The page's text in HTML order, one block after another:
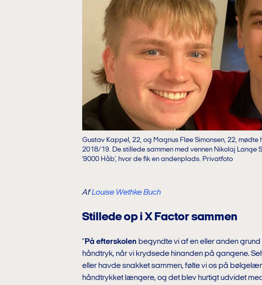
Gustav Kappel, 22, og Magnus Fløe Simonsen, 22,
2018/19. De stillede sammen med vennen Nikolaj Lange
’9000 Håb’, hvor de fik en andenplads. Privatfoto
AfLouise Wethke Buch
Stillede op i X Factor sammen
” På efterskolen begyndte vi af en eller anden
håndtryk, når vi krydsede hinanden på gangene.
eller havde snakket sammen, følte vi os på
håndtrykket længere, og det blev hurtigt udvidet